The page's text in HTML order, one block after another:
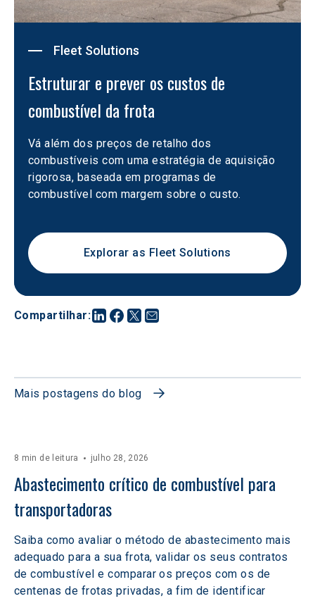
Compartilhar:
Fleet Solutions
Estruturar e prever os custos de
combustível da frota
Vá além dos preços de retalho dos
combustíveis com uma estratégia de aquisição
rigorosa, baseada em programas de
combustível com margem sobre o custo.
Explorar as Fleet Solutions
Mais postagens do blog
8 min de leitura julho 28, 2026
Abastecimento crítico de combustível para
transportadoras
Saiba como avaliar o método de abastecimento mais
adequado para a sua frota, validar os seus contratos
de combustível e comparar os preços com os de
centenas de frotas privadas, a fim de identificar